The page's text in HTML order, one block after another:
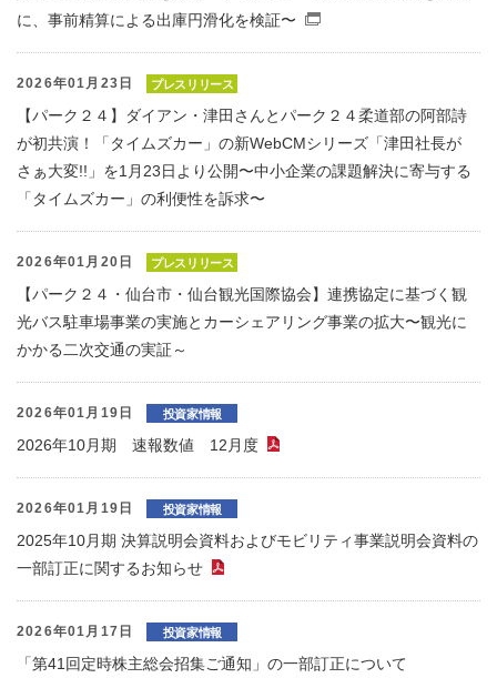
に、事前精算による出庫円滑化を検証〜
2026年01月23日 プレスリリース
【パーク２４】ダイアン・津田さんとパーク２４柔道部の阿部詩
が初共演！「タイムズカー」の新WebCMシリーズ「津田社長が
さぁ大変!!」を1月23日より公開〜中小企業の課題解決に寄与する
「タイムズカー」の利便性を訴求〜
2026年01月20日 プレスリリース
【パーク２４・仙台市・仙台観光国際協会】連携協定に基づく観
光バス駐車場事業の実施とカーシェアリング事業の拡大〜観光に
かかる二次交通の実証～
2026年01月19日 投資家情報
2026年10月期 速報数値 12月度
2026年01月19日 投資家情報
2025年10月期 決算説明会資料およびモビリティ事業説明会資料の
一部訂正に関するお知らせ
2026年01月17日 投資家情報
「第41回定時株主総会招集ご通知」の一部訂正について